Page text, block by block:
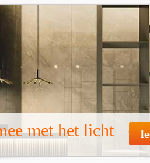
met het licht